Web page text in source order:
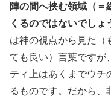
陣の間へ挟む領域（＝
くるのではないでしょ
は神の視点から見た（
ても良い）言葉ですが
ティ上はあくまでウチ
るものです。だから、